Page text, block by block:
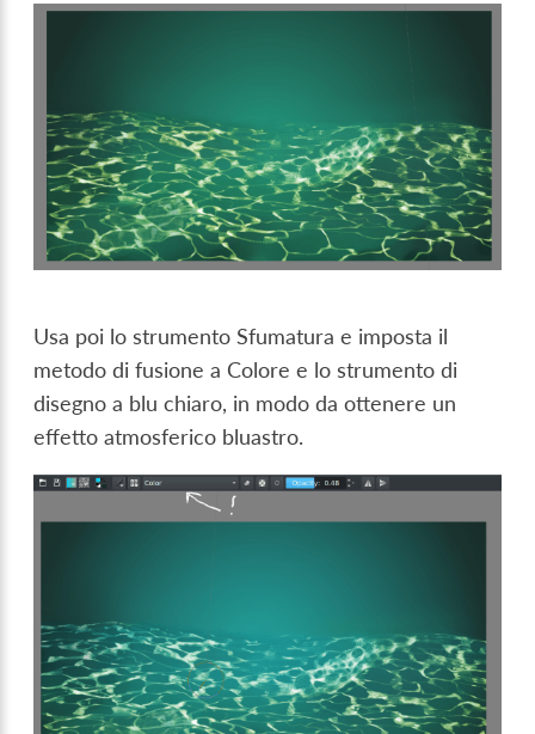
Usa poi lo strumento Sfumatura e imposta il
metodo di fusione a Colore e lo strumento di
disegno a blu chiaro, in modo da ottenere un
effetto atmosferico bluastro.